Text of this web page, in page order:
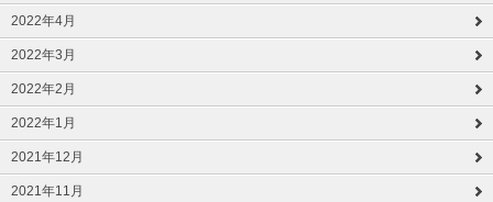
2022年4月
2022年3月
2022年2月
2022年1月
2021年12月
2021年11月